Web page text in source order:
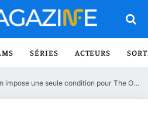
SÉRIES ACTEURS
seule condition pour The Odyssey : du R, du grand, du brutal